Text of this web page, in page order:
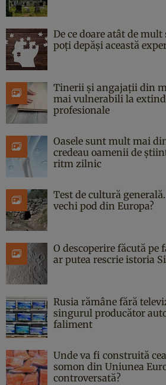
De ce doare atât de
poți depăși această
Tinerii și angajații din
mai vulnerabili la
profesionale
Oasele sunt mult mai
credeau oamenii de
ritm zilnic
Test de cultură
vechi pod din Europa?
O descoperire făcută pe
ar putea rescrie istoria
Rusia rămâne fără
singurul producător
faliment
Unde va fi construită
somon din Uniunea
controversată?